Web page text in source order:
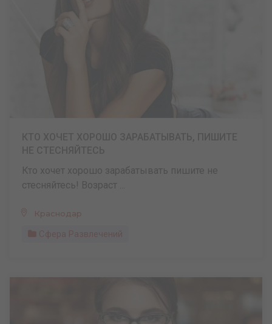
Кто хочет хорошо зарабатывать пишите не
стесняйтесь! Возраст ...
Краснодар
Сфера Развлечений